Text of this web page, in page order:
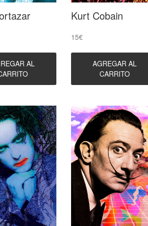
AL
Kurt Cobain
15€
AGREGAR AL
CARRITO